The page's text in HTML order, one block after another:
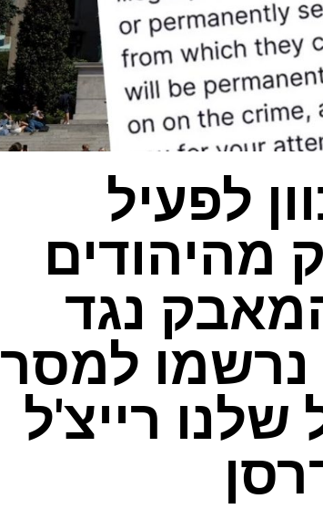
לפעיל
מהיהודים
נגד
למסר
רייצ'ל